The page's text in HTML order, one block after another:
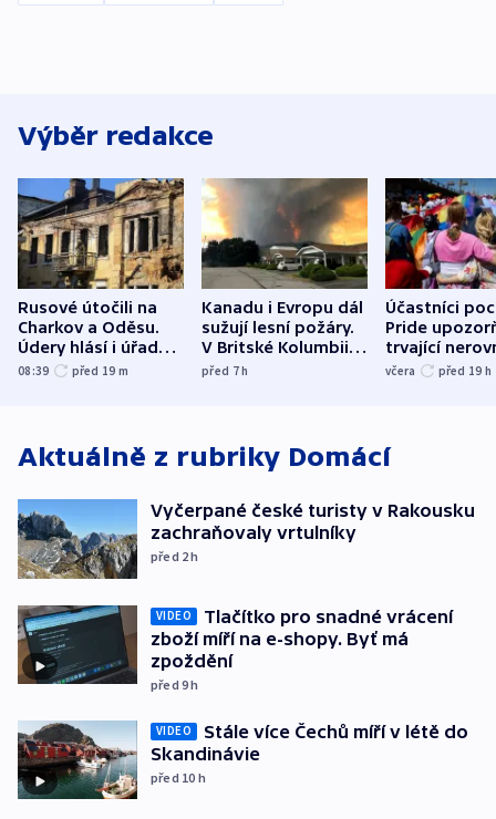
Výběr redakce
Rusové útočili na
Charkov a Oděsu.
Údery hlásí i úřady v
Bělgorodu
08:39 před 19 m
Kanadu i Evropu dál
sužují lesní požáry.
V Britské Kolumbii
evakuovali tisíce lidí
před 7h
Účastníci
Pride
trvající
včera před 19 h
Aktuálně z rubriky Domácí
Vyčerpané české turisty v Rakousku
zachraňovaly vrtulníky
před 2h
VIDEO
Tlačítko pro snadné vrácení
zboží míří na e-shopy. Byť má
zpoždění
před 9h
VIDEO
Stále více Čechů míří v létě do
Skandinávie
před 10 h